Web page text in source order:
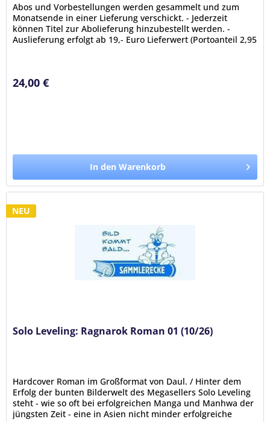
Abos und Vorbestellungen werden gesammelt und zum
Monatsende in einer Lieferung verschickt. - Jederzeit
können Titel zur Abolieferung hinzubestellt werden. -
Auslieferung erfolgt ab 19,- Euro Lieferwert (Portoanteil 2,95
24,00 €
In den Warenkorb
NEU
Solo Leveling: Ragnarok Roman 01 (10/26)
Hardcover Roman im Großformat von Daul. / Hinter dem
Erfolg der bunten Bilderwelt des Megasellers Solo Leveling
steht - wie so oft bei erfolgreichen Manga und Manhwa der
jüngsten Zeit - eine in Asien nicht minder erfolgreiche